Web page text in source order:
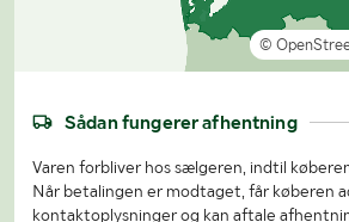
©
Sådan fungerer afhentning
Varen forbliver hos sælgeren, indtil
Når betalingen er modtaget, får køberen
kontaktoplysninger og kan aftale